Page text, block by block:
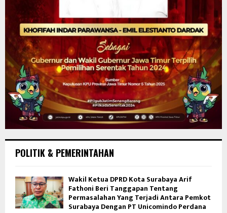
POLITIK & PEMERINTAHAN
Wakil Ketua DPRD Kota Surabaya Arif
Fathoni Beri Tanggapan Tentang
Permasalahan Yang Terjadi Antara Pemkot
Surabaya Dengan PT Unicomindo Perdana